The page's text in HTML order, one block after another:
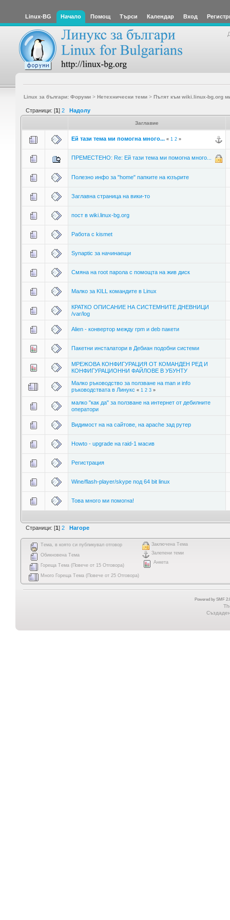
Linux-BG Начало Помощ Търси Календар Вход
Linux за българи: Форуми> Нетехнически теми> Пътят към wiki.linux-bg.org
Страници: [1] 2 Надолу
Заглавие
Ей тази тема ми помогна много... « 1 2»
ПРЕМЕСТЕНО: Re: Ей тази тема ми помогна много...
Полезно инфо за "home" папките на юзърите
Заглавна страница на вики-то
пост в wiki.linux-bg.org
Работа с kismet
Synaptic за начинаещи
Смяна на root парола с помощта на жив диск
Малко за KILL командите в Linux
КРАТКО ОПИСАНИЕ НА СИСТЕМНИТЕ ДНЕВНИЦИ
/var/log
Alien - конвертор между rpm и deb пакети
Пакетни инсталатори в Дебиан подобни системи
МРЕЖОВА КОНФИГУРАЦИЯ ОТ КОМАНДЕН РЕД И
КОНФИГУРАЦИОННИ ФАЙЛОВЕ В УБУНТУ
Малко ръководство за ползване на man и info
ръководствата в Линукс « 1 2 3»
малко "как да" за ползване на интернет от дебилните
оператори
Видимост на на сайтове, на apachе зад рутер
Howto - upgrade на raid-1 масив
Регистрация
Wine/flash-player/skype под 64 bit linux
Това много ми помогна!
Страници: [1] 2 Нагоре
Тема, в която си публикувал отговор
Обикновена Тема
Гореща Тема (Повече от 15 Отговора)
Много Гореща Тема (Повече от 25 Отговора)
Заключена Тема
Залепени теми
Анкета
Powered by SMF